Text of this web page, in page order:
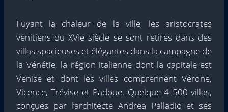
Fuyant la chaleur de la ville, les aristocrates
vénitiens du XVIe siècle se sont retirés dans des
villas spacieuses et élégantes dans la campagne de
la Vénétie, la région italienne dont la capitale est
Venise et dont les villes comprennent Vérone,
Vicence, Trévise et Padoue. Quelque 4 500 villas,
conçues par l’architecte Andrea Palladio et ses